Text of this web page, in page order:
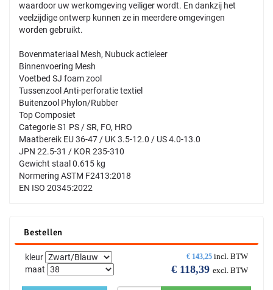
waardoor uw werkomgeving veiliger wordt. En dankzij het
veelzijdige ontwerp kunnen ze in meerdere omgevingen
worden gebruikt.
Bovenmateriaal Mesh, Nubuck actieleer
Binnenvoering Mesh
Voetbed SJ foam zool
Tussenzool Anti-perforatie textiel
Buitenzool Phylon/Rubber
Top Composiet
Categorie S1 PS / SR, FO, HRO
Maatbereik EU 36-47 / UK 3.5-12.0 / US 4.0-13.0
JPN 22.5-31 / KOR 235-310
Gewicht staal 0.615 kg
Normering ASTM F2413:2018
EN ISO 20345:2022
Bestellen
€ 143,25 incl. BTW
€ 118,39 excl. BTW
kleur
maat